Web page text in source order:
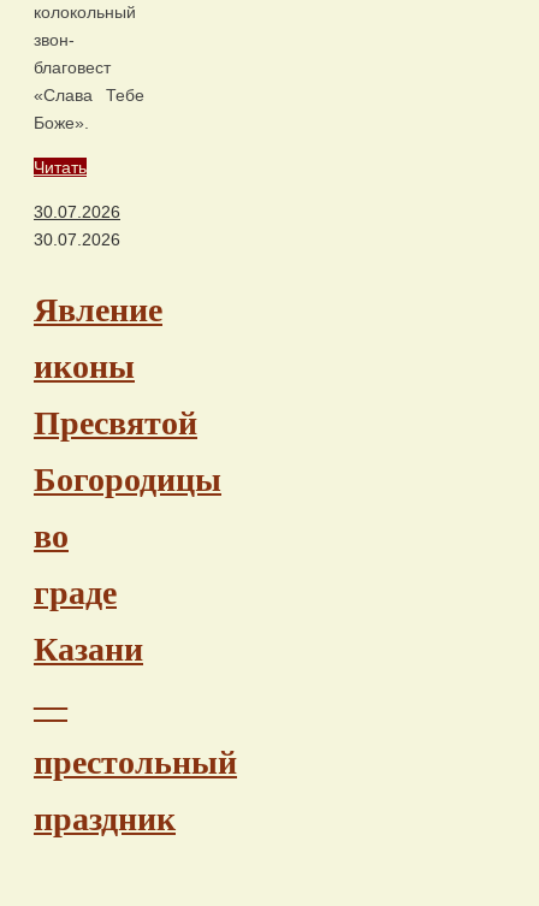
колокольный
звон-
благовест
«Слава Тебе
Боже».
Читать
30.07.2026
30.07.2026
Явление
иконы
Пресвятой
Богородицы
во
граде
Казани
—
престольный
праздник